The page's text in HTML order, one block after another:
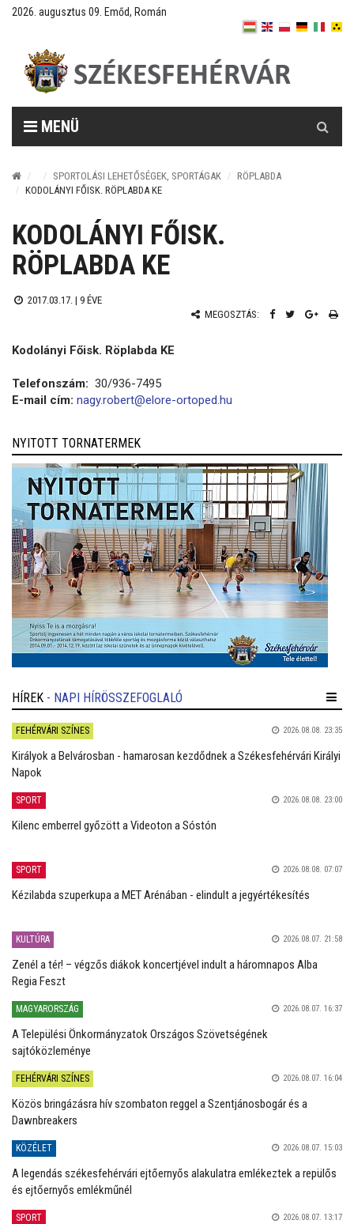
2026. augusztus 09. Emőd, Román
MENÜ
SPORTOLÁSI LEHETŐSÉGEK, SPORTÁGAK
RÖPLABDA
KODOLÁNYI FŐISK. RÖPLABDA KE
KODOLÁNYI FŐISK.
RÖPLABDA KE
2017.03.17. | 9 ÉVE
MEGOSZTÁS:
Kodolányi Főisk. Röplabda KE
Telefonszám: 30/936-7495
E-mail cím: nagy.robert@elore-ortoped.hu
NYITOTT TORNATERMEK
HÍREK - NAPI HÍRÖSSZEFOGLALÓ
FEHÉRVÁRI SZÍNES 2026.08.08. 23:35
Királyok a Belvárosban - hamarosan kezdődnek a Székesfehérvári Királyi
Napok
SPORT 2026.08.08. 23:00
Kilenc emberrel győzött a Videoton a Sóstón
SPORT 2026.08.08. 07:07
Kézilabda szuperkupa a MET Arénában - elindult a jegyértékesítés
KULTÚRA 2026.08.07. 21:58
Zenél a tér! – végzős diákok koncertjével indult a háromnapos Alba
Regia Feszt
MAGYARORSZÁG 2026.08.07. 16:37
A Települési Önkormányzatok Országos Szövetségének
sajtóközleménye
FEHÉRVÁRI SZÍNES 2026.08.07. 16:04
Közös bringázásra hív szombaton reggel a Szentjánosbogár és a
Dawnbreakers
KÖZÉLET 2026.08.07. 15:03
A legendás székesfehérvári ejtőernyős alakulatra emlékeztek a repülős
és ejtőernyős emlékműnél
SPORT 2026.08.07. 13:17